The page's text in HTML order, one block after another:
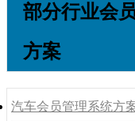
部分行业会
方案
汽车会员管理系统方